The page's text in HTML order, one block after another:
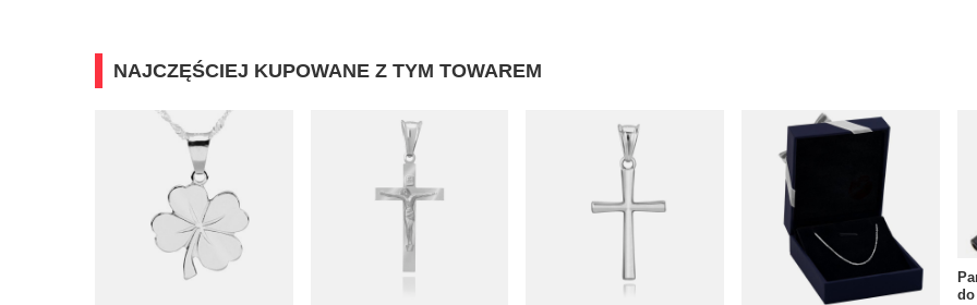
NAJCZĘŚCIEJ KUPOWANE Z TYM TOWAREM